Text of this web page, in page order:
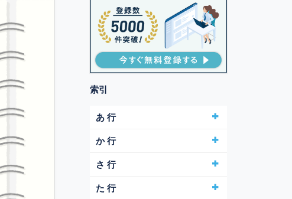
索引
あ 行
か 行
さ 行
た 行